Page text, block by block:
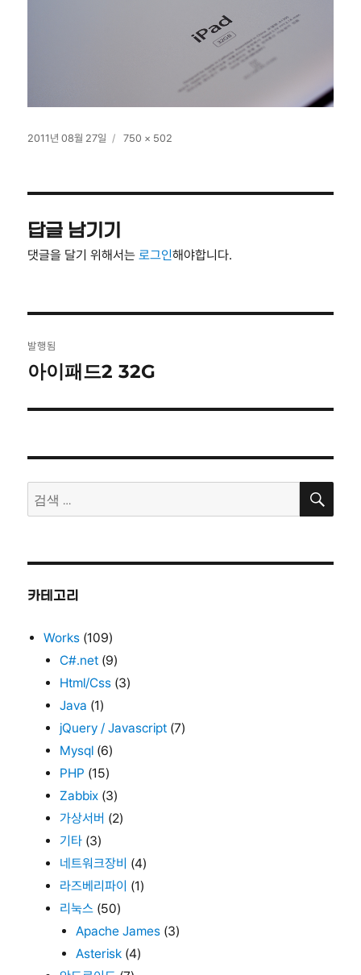
작
2011년 08월 27일
전
750 × 502
답글 남기기
댓글을 달기 위해서는로그인해야합니다.
탐
발행됨
아이패드2 32G
검
색:
검
카테고리
Works (109)
C#.net (9)
Html/Css (3)
Java (1)
jQuery / Javascript (7)
Mysql (6)
PHP (15)
Zabbix (3)
가상서버 (2)
기타 (3)
네트워크장비 (4)
라즈베리파이 (1)
리눅스 (50)
Apache James (3)
Asterisk (4)